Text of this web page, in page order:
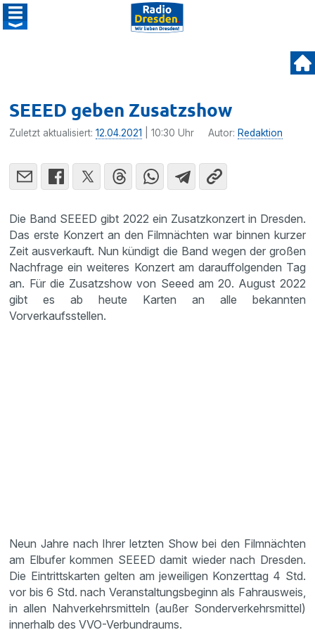
SEEED geben Zusatzshow
Zuletzt aktualisiert:12.04.2021 | 10:30 Uhr Autor: Redaktion
Die Band SEEED gibt 2022 ein Zusatzkonzert in Dresden.
Das erste Konzert an den Filmnächten war binnen kurzer
Zeit ausverkauft. Nun kündigt die Band wegen der großen
Nachfrage ein weiteres Konzert am darauffolgenden Tag
an. Für die Zusatzshow von Seeed am 20. August 2022
gibt es ab heute Karten an alle bekannten
Vorverkaufsstellen.
Neun Jahre nach Ihrer letzten Show bei den Filmnächten
am Elbufer kommen SEEED damit wieder nach Dresden.
Die Eintrittskarten gelten am jeweiligen Konzerttag 4 Std.
vor bis 6 Std. nach Veranstaltungsbeginn als Fahrausweis,
in allen Nahverkehrsmitteln (außer Sonderverkehrsmittel)
innerhalb des VVO-Verbundraums.